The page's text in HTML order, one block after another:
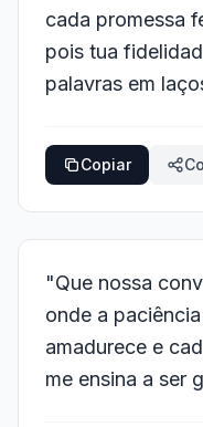
cada promessa
pois tua
palavras em
Copiar
"Que nossa
onde a
amadurece e
me ensina a ser